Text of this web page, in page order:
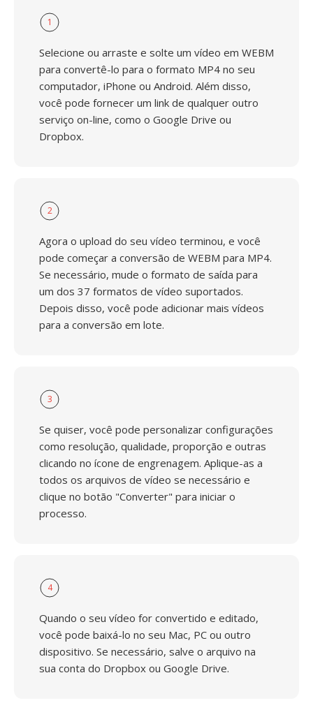
1
Selecione ou arraste e solte um vídeo em WEBM
para convertê-lo para o formato MP4 no seu
computador, iPhone ou Android. Além disso,
você pode fornecer um link de qualquer outro
serviço on-line, como o Google Drive ou
Dropbox.
2
Agora o upload do seu vídeo terminou, e você
pode começar a conversão de WEBM para MP4.
Se necessário, mude o formato de saída para
um dos 37 formatos de vídeo suportados.
Depois disso, você pode adicionar mais vídeos
para a conversão em lote.
3
Se quiser, você pode personalizar configurações
como resolução, qualidade, proporção e outras
clicando no ícone de engrenagem. Aplique-as a
todos os arquivos de vídeo se necessário e
clique no botão "Converter" para iniciar o
processo.
4
Quando o seu vídeo for convertido e editado,
você pode baixá-lo no seu Mac, PC ou outro
dispositivo. Se necessário, salve o arquivo na
sua conta do Dropbox ou Google Drive.